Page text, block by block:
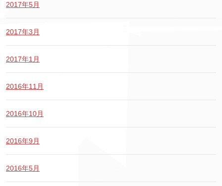
2017年5月
2017年3月
2017年1月
2016年11月
2016年10月
2016年9月
2016年5月